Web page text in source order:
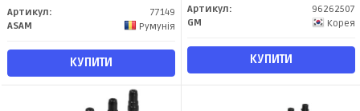
Артикул:
77149
ASAM
Румунія
КУПИТИ
Артикул:
96262507
GM
Корея
КУПИТИ